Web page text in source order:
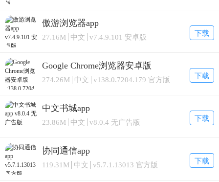
傲游浏览器app
27.16M 中文 v7.4.9.101 安卓版 下载
Google Chrome浏览器安卓版
274.26M 中文 v138.0.7204.179 官方版 下载
中文书城app
23.86M 中文 v8.0.4 无广告版 下载
协同通信app
119.31M 中文 v5.7.1.13013 官方版 下载